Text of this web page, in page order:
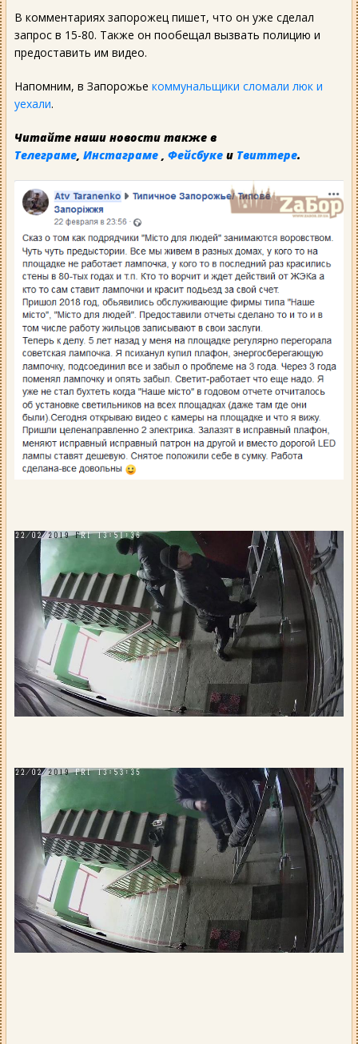
В комментариях запорожец пишет, что он уже сделал
запрос в 15-80. Также он пообещал вызвать полицию и
предоставить им видео.
Напомним, в Запорожье коммунальщики сломали люк и
уехали.
Читайте наши новости также в
Телеграме, Инстаграме , Фейсбуке и Твиттере.